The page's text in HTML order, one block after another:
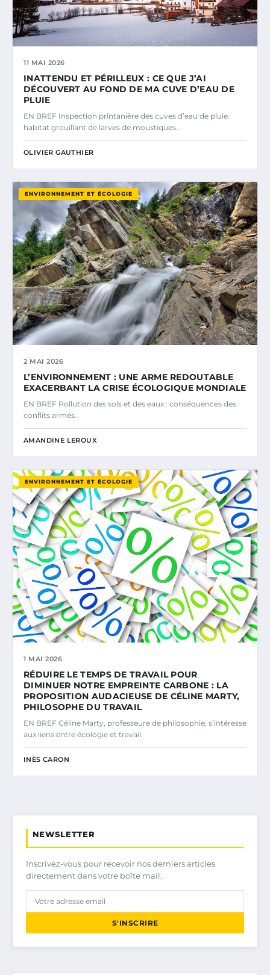
11 MAI 2026
INATTENDU ET PÉRILLEUX : CE QUE J’AI
DÉCOUVERT AU FOND DE MA CUVE D’EAU DE
PLUIE
EN BREF Inspection printanière des cuves d’eau de pluie.
habitat grouillant de larves de moustiques…
OLIVIER GAUTHIER
ENVIRONNEMENT ET ÉCOLOGIE
2 MAI 2026
L’ENVIRONNEMENT : UNE ARME REDOUTABLE
EXACERBANT LA CRISE ÉCOLOGIQUE MONDIALE
EN BREF Pollution des sols et des eaux : conséquences des
conflits armés.
AMANDINE LEROUX
ENVIRONNEMENT ET ÉCOLOGIE
1 MAI 2026
RÉDUIRE LE TEMPS DE TRAVAIL POUR
DIMINUER NOTRE EMPREINTE CARBONE : LA
PROPOSITION AUDACIEUSE DE CÉLINE MARTY,
PHILOSOPHE DU TRAVAIL
EN BREF Céline Marty, professeure de philosophie, s’intéresse
aux liens entre écologie et travail.
INÈS CARON
NEWSLETTER
Inscrivez-vous pour recevoir nos derniers articles
directement dans votre boîte mail.
S'INSCRIRE